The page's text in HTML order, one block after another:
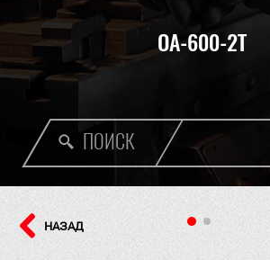
ПОИСК
ОА-600-2Т
НАЗАД